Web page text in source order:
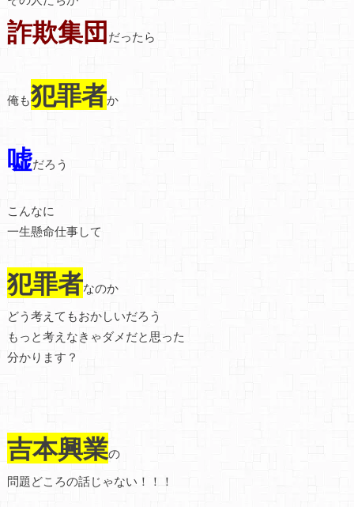
詐欺集団だったら
俺も犯罪者か
嘘だろう
こんなに
一生懸命仕事して
犯罪者なのか
どう考えてもおかしいだろう
もっと考えなきゃダメだと思った
分かります？
吉本興業の
問題どころの話じゃない！！！